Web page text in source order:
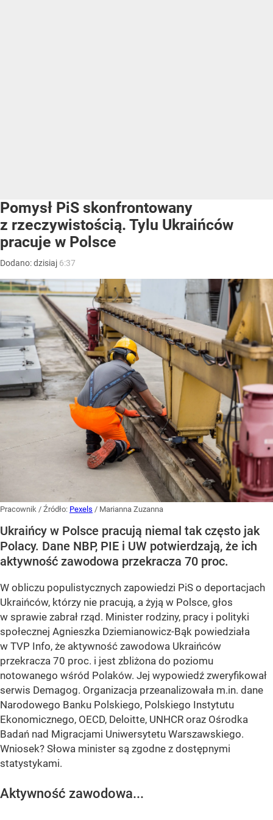
Pomysł PiS skonfrontowany
z rzeczywistością. Tylu Ukraińców
pracuje w Polsce
Dodano:dzisiaj 6:37
Pracownik / Źródło: Pexels / Marianna Zuzanna
Ukraińcy w Polsce pracują niemal tak często jak
Polacy. Dane NBP, PIE i UW potwierdzają, że ich
aktywność zawodowa przekracza 70 proc.
W obliczu populistycznych zapowiedzi PiS o deportacjach
Ukraińców, którzy nie pracują, a żyją w Polsce, głos
w sprawie zabrał rząd. Minister rodziny, pracy i polityki
społecznej Agnieszka Dziemianowicz-Bąk powiedziała
w TVP Info, że aktywność zawodowa Ukraińców
przekracza 70 proc. i jest zbliżona do poziomu
notowanego wśród Polaków. Jej wypowiedź zweryfikował
serwis Demagog. Organizacja przeanalizowała m.in. dane
Narodowego Banku Polskiego, Polskiego Instytutu
Ekonomicznego, OECD, Deloitte, UNHCR oraz Ośrodka
Badań nad Migracjami Uniwersytetu Warszawskiego.
Wniosek? Słowa minister są zgodne z dostępnymi
statystykami.
Aktywność zawodowa...